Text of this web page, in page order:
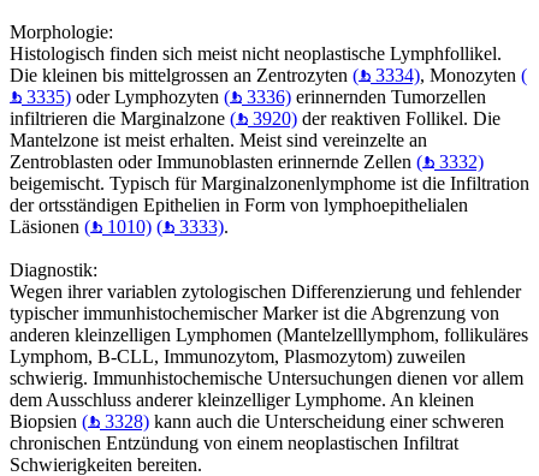
Morphologie:
Histologisch finden sich meist nicht neoplastische Lymphfollikel.
Die kleinen bis mittelgrossen an Zentrozyten ( 3334), Monozyten (
3335) oder Lymphozyten ( 3336) erinnernden Tumorzellen
infiltrieren die Marginalzone ( 3920) der reaktiven Follikel. Die
Mantelzone ist meist erhalten. Meist sind vereinzelte an
Zentroblasten oder Immunoblasten erinnernde Zellen (
3332)
beigemischt. Typisch für Marginalzonenlymphome ist die Infiltration
der ortsständigen Epithelien in Form von lymphoepithelialen
Läsionen ( 1010) ( 3333).
Diagnostik:
Wegen ihrer variablen zytologischen Differenzierung und fehlender
typischer immunhistochemischer Marker ist die Abgrenzung von
anderen kleinzelligen Lymphomen (Mantelzelllymphom, follikuläres
Lymphom, B-CLL, Immunozytom, Plasmozytom) zuweilen
schwierig. Immunhistochemische Untersuchungen dienen vor allem
dem Ausschluss anderer kleinzelliger Lymphome. An kleinen
Biopsien ( 3328) kann auch die Unterscheidung einer schweren
chronischen Entzündung von einem neoplastischen Infiltrat
Schwierigkeiten bereiten.